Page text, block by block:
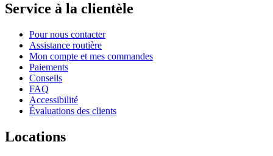
Service à la clientèle
Pour nous contacter
Assistance routière
Mon compte et mes commandes
Paiements
Conseils
FAQ
Accessibilité
Évaluations des clients
Locations